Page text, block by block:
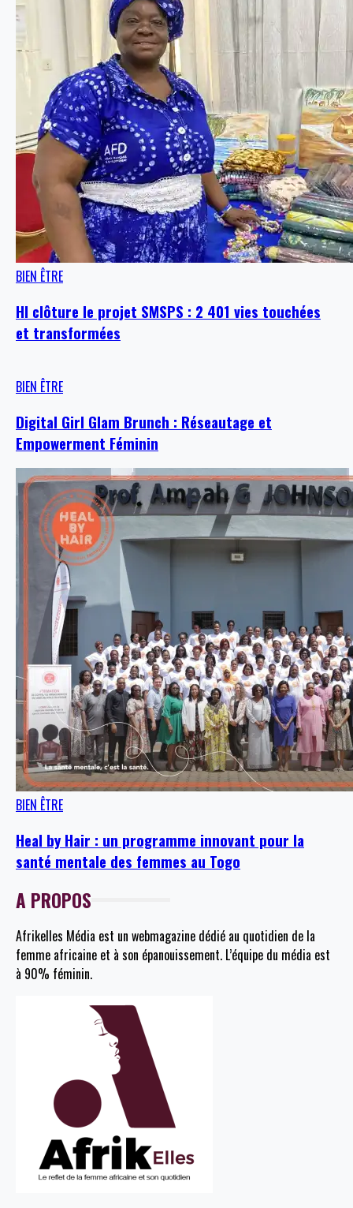
BIEN ÊTRE
HI clôture le projet SMSPS : 2 401 vies touchées
et transformées
BIEN ÊTRE
Digital Girl Glam Brunch : Réseautage et
Empowerment Féminin
BIEN ÊTRE
Heal by Hair : un programme innovant pour la
santé mentale des femmes au Togo
A PROPOS
Afrikelles Média est un webmagazine dédié au quotidien de la
femme africaine et à son épanouissement. L’équipe du média est
à 90% féminin.